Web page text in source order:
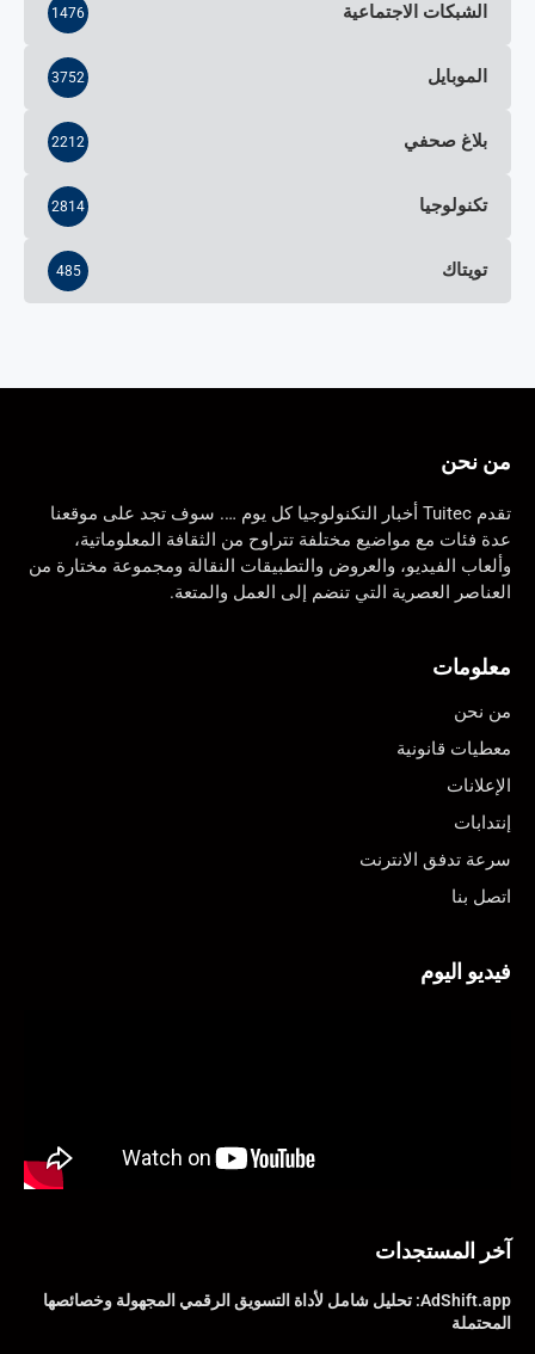
الشبكات الاجتماعية 1476
الموبايل 3752
بلاغ صحفي 2212
تكنولوجيا 2814
تويتاك 485
من نحن
تقدم Tuitec أخبار التكنولوجيا كل يوم …. سوف تجد على موقعنا
عدة فئات مع مواضيع مختلفة تتراوح من الثقافة المعلوماتية،
وألعاب الفيديو، والعروض والتطبيقات النقالة ومجموعة مختارة من
العناصر العصرية التي تنضم إلى العمل والمتعة.
معلومات
من نحن
معطيات قانونية
الإعلانات
إنتدابات
سرعة تدفق الانترنت
اتصل بنا
فيديو اليوم
آخر المستجدات
AdShift.app: تحليل شامل لأداة التسويق الرقمي المجهولة وخصائصها
المحتملة